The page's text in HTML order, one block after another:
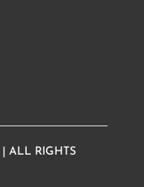
| ALL RIGHTS